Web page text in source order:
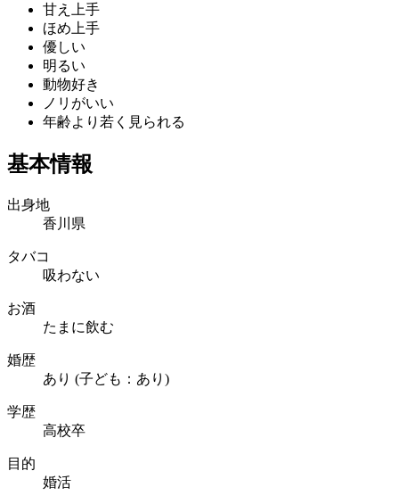
甘え上手
ほめ上手
優しい
明るい
動物好き
ノリがいい
年齢より若く見られる
基本情報
出身地
香川県
タバコ
吸わない
お酒
たまに飲む
婚歴
あり (子ども：あり)
学歴
高校卒
目的
婚活